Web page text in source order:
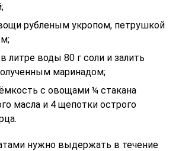
рубленым укропом, петрушкой
литре воды 80 г соли и залить
маринадом;
с овощами ¼ стакана
масла и 4 щепотки острого
нужно выдержать в течение